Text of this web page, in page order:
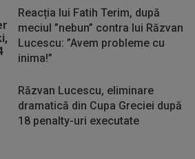
Reacția lui Fatih Terim, după
meciul ”nebun” contra lui Răzvan
Lucescu: ”Avem probleme cu
inima!”
Răzvan Lucescu, eliminare
dramatică din Cupa Greciei după
18 penalty-uri executate